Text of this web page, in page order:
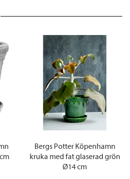
Bergs Potter Köpenhamn
kruka med fat glaserad grön
Ø14 cm